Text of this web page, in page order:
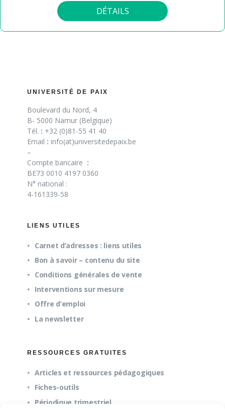
DÉTAILS
UNIVERSITÉ DE PAIX
Boulevard du Nord, 4
B- 5000 Namur (Belgique)
Tél. : +32 (0)81-55 41 40
Email : info(at)universitedepaix.be
–
Compte bancaire :
BE73 0010 4197 0360
N° national :
4-161339-58
LIENS UTILES
Carnet d’adresses : liens utiles
Bon à savoir – contenu du site
Conditions générales de vente
Interventions sur mesure
Offre d’emploi
La newsletter
RESSOURCES GRATUITES
Articles et ressources pédagogiques
Fiches-outils
Périodique trimestriel